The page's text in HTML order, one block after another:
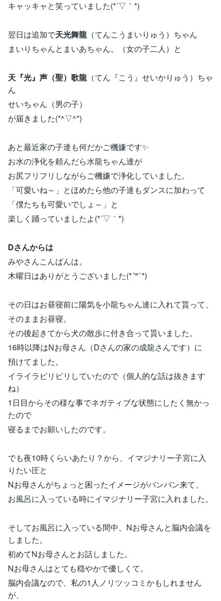
キャッキャと笑っていました(*´▽｀*)
翌日は追加で天光舞龍 （てんこうまいりゅう）ちゃん
まいりちゃんとまいあちゃん。（女の子二人）と
天『光』声（聖）歌龍 （てん『こう』せいかりゅう）ちゃ
ん
せいちゃん（男の子）
が届きました(*^▽^*)
あと最近家の子達も何だかご機嫌です✨
お水の浄化を頼んだら水龍ちゃん達が
お尻フリフリしながらご機嫌で浄化していました。
「可愛いね～」とほめたら他の子達もダンスに加わって
「僕たちも可愛いでしょ～」と
楽しく踊っていましたよ(*´▽｀*)
Dさんからは
みやさんこんばんは。
木曜日はありがとうございました(*´꒳`*)
その日はお昼寝前に陽気を小龍ちゃん達に入れて貰って、
そのままお昼寝。
その後起きてから犬の散歩に付き合って貰いました。
16時以降はNお母さん（Dさんの家の成龍さんです）に
預けてました。
イライラピリピリしていたので（個人的な話は抜きます
ね）
1日目からその様な事でネガティブな状態にしたく無かっ
たので
寝るまでお願いしたのです。
でも夜10時くらいあたり？から、イマジナリー子宮に入
りたい圧と
Nお母さんがちょっと困ったイメージがバンバン来て、
お風呂に入っている時にイマジナリー子宮に入れました。
そしてお風呂に入っている間中、Nお母さんと脳内会議を
しました。
初めてNお母さんとお話しました。
Nお母さんはとても穏やかで優しくて。
脳内会議なので、私の1人ノリツッコミかもしれません
が、